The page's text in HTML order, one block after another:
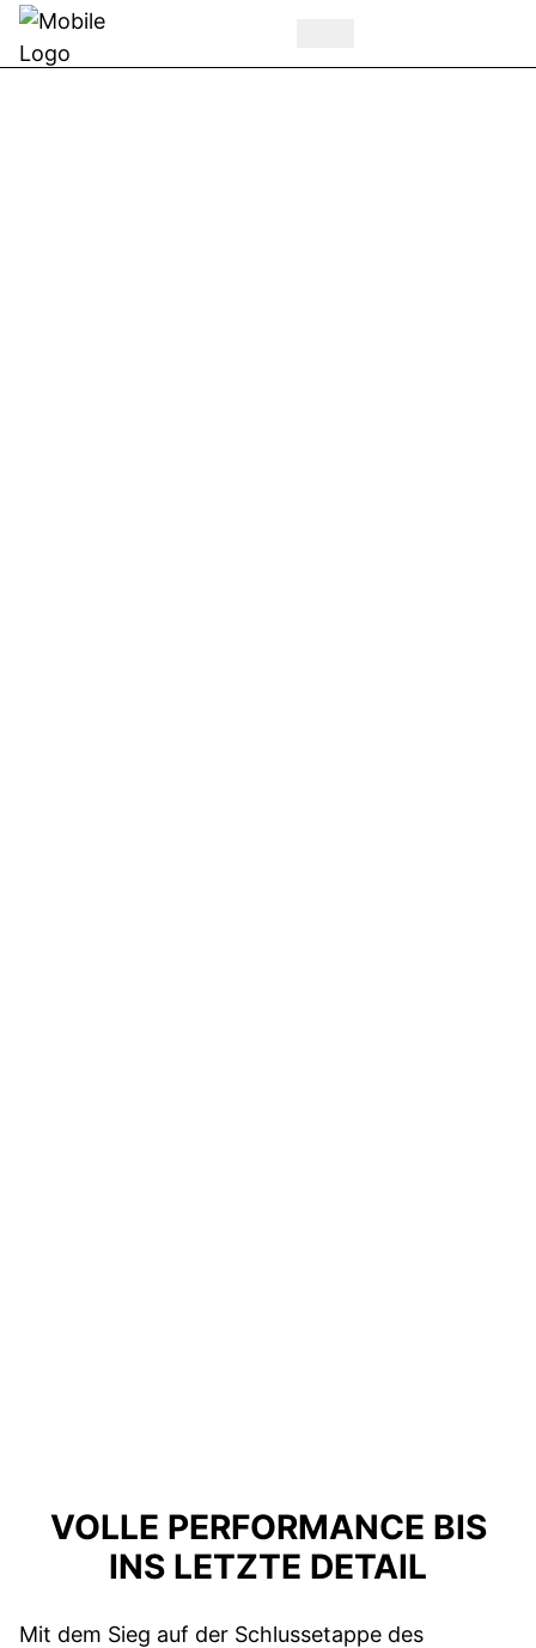
VOLLE PERFORMANCE BIS
INS LETZTE DETAIL
Mit dem Sieg auf der Schlussetappe des